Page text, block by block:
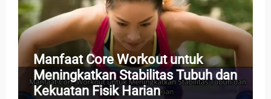
Manfaat Core Workout untuk
Meningkatkan Stabilitas Tubuh dan
Kekuatan Fisik Harian